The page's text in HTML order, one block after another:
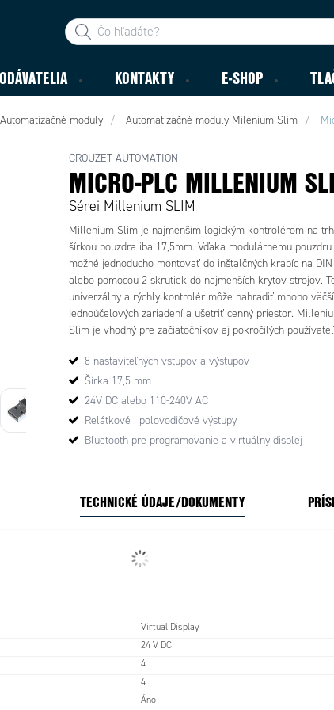
KONTAKTY E-SHOP
Automatizačné moduly Automatizačné moduly Milénium Slim
CROUZET AUTOMATION
MICRO-PLC MILLENIUM
Sérei Millenium SLIM
Millenium Slim je najmenším logickým kontrolérom na
šírkou pouzdra iba 17,5mm. Vďaka modulárnemu pouzdru
možné jednoducho montovať do inštalčných krabíc na
alebo pomocou 2 skrutiek do najmenších krytov strojov.
univerzálny a rýchly kontrolér môže nahradiť mnoho
jednoúčelových zariadení a ušetriť cenný priestor.
Slim je vhodný pre začiatočníkov aj pokročilých
Listed, NOM, RCM, UKCA a SCM.
8 nastaviteľných vstupov a výstupov
Šírka 17,5 mm
24V DC alebo 110-240V AC
Relátkové i polovodičové výstupy
Bluetooth pre programovanie a virtuálny displej
TECHNICKÉ ÚDAJE/DOKUMENTY
Virtual Display
24 V DC
4
4
Áno